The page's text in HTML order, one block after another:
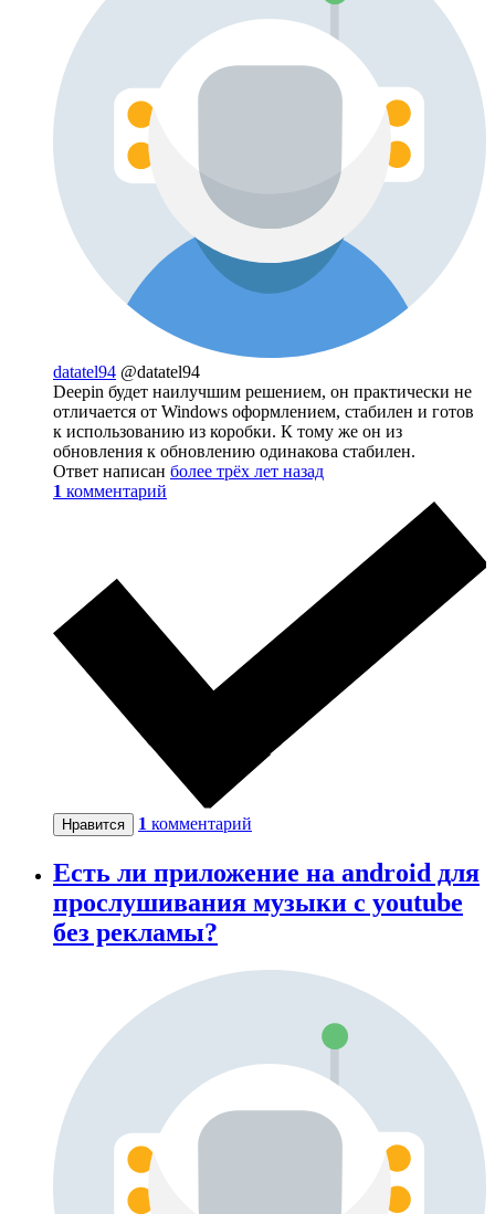
datatel94 @datatel94
Deepin будет наилучшим решением, он практически не
отличается от Windows оформлением, стабилен и готов
к использованию из коробки. К тому же он из
обновления к обновлению одинакова стабилен.
Ответ написан более трёх лет назад
1 комментарий
Нравится 1 комментарий
Есть ли приложение на android для
прослушивания музыки с youtube
без рекламы?